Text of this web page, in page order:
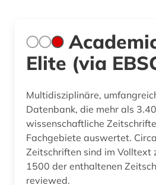
Elite (via
Multidisziplinäre,
Datenbank, die mehr als
wissenschaftliche
Fachgebiete auswertet.
Zeitschriften sind im Volltext
1500 der enthaltenen
reviewed.